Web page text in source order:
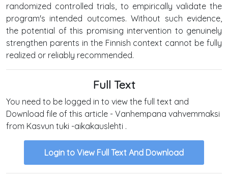
randomized controlled trials, to empirically validate the
program's intended outcomes. Without such evidence,
the potential of this promising intervention to genuinely
strengthen parents in the Finnish context cannot be fully
realized or reliably recommended.
Full Text
You need to be logged in to view the full text and
Download file of this article - Vanhempana vahvemmaksi
from Kasvun tuki -aikakauslehti .
Login to View Full Text And Download